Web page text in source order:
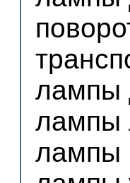
лампы
лампы
лампы